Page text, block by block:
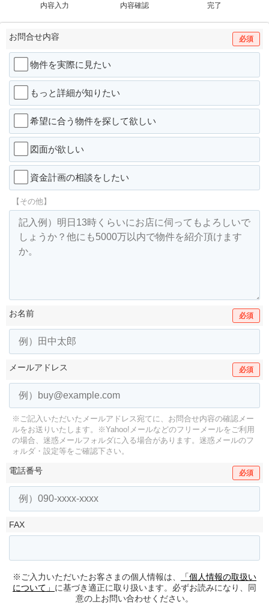
内容入力 内容確認 完了
お問合せ内容 必須
物件を実際に見たい
もっと詳細が知りたい
希望に合う物件を探して欲しい
図面が欲しい
資金計画の相談をしたい
【その他】
お名前 必須
メールアドレス 必須
※ご記入いただいたメールアドレス宛てに、お問合せ内容の確認メー
ルをお送りいたします。
※Yahoo!メールなどのフリーメールをご利用
の場合、迷惑メールフォルダに入る場合があります。 迷惑メールのフ
ォルダ・設定等をご確認下さい。
電話番号 必須
FAX
※ご入力いただいたお客さまの個人情報は、
「個人情報の取扱い
について」 に基づき適正に取り扱います。必ずお読みになり、同
意の上お問い合わせください。